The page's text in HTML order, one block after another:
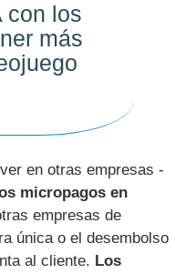
con los
más
en otras empresas -
micropagos en
empresas de
única o el desembolso
al cliente. Los